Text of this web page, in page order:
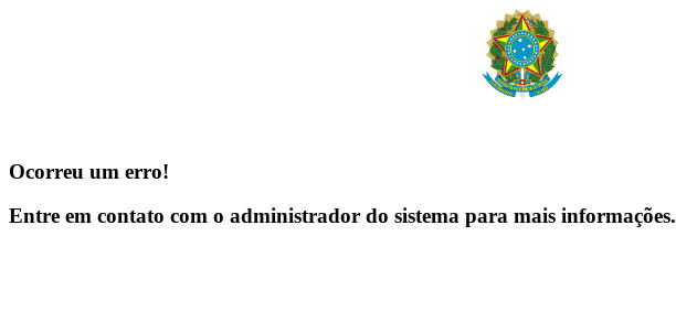
Ocorreu um erro!
Entre em contato com o administrador do sistema para mais informações.